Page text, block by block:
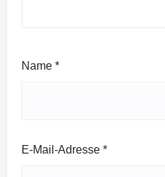
Name *
E-Mail-Adresse *